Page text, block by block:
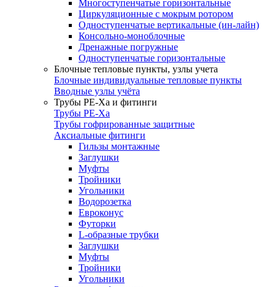
Многоступенчатые горизонтальные
Циркуляционные с мокрым ротором
Одноступенчатые вертикальные (ин-лайн)
Консольно-моноблочные
Дренажные погружные
Одноступенчатые горизонтальные
Блочные тепловые пункты, узлы учета
Блочные индивидуальные тепловые пункты
Вводные узлы учёта
Трубы РЕ-Ха и фитинги
Трубы РЕ-Ха
Трубы гофрированные защитные
Аксиальные фитинги
Гильзы монтажные
Заглушки
Муфты
Тройники
Угольники
Водорозетка
Евроконус
Футорки
L-образные трубки
Заглушки
Муфты
Тройники
Угольники